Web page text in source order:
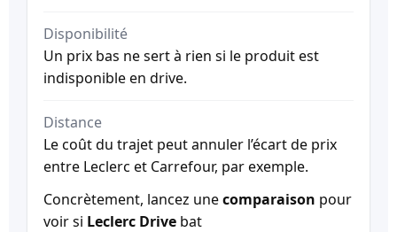
Disponibilité
Un prix bas ne sert à rien si le produit est
indisponible en drive.
Distance
Le coût du trajet peut annuler l’écart de prix
entre Leclerc et Carrefour, par exemple.
Concrètement, lancez unecomparaison pour
voir si Leclerc Drive bat